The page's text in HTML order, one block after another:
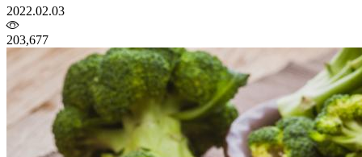
2022.02.03
203,677